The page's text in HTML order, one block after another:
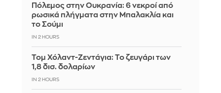
Πόλεμος στην Ουκρανία: 6 νεκροί από
ρωσικά πλήγματα στην Μπαλακλία και
το Σούμι
IN 2 HOURS
Τομ Χόλαντ-Ζεντάγια: Το ζευγάρι των
1,8 δισ. δολαρίων
IN 2 HOURS